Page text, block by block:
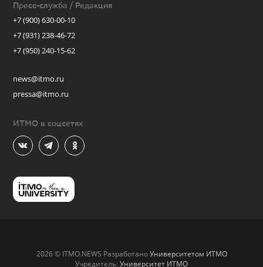
Пресс-служба / Редакция
+7 (900) 630-00-10
+7 (931) 238-46-72
+7 (950) 240-15-62
news@itmo.ru
pressa@itmo.ru
ИТМО в соцсетях
2026 © ITMO.NEWS РазработаноУниверситетом ИТМО
Учредитель: Университет ИТМО